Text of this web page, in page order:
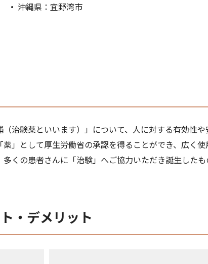
沖縄県：宜野湾市
治験薬といいます）」について、人に対する有効性や
」として厚生労働省の承認を得ることができ、広く使
くの患者さんに「治験」へご協力いただき誕生したも
・デメリット